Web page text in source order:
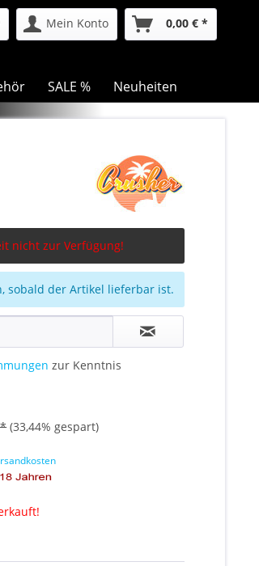
Mein Konto 0,00 € *
SALE % Neuheiten
nicht zur Verfügung!
sobald der Artikel lieferbar ist.
zur Kenntnis
(33,44% gespart)